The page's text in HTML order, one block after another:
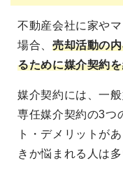
不動産会社に家や
場合、 売却活動の
るために媒介契約
媒介契約には、一
専任媒介契約の3つ
ト・デメリットが
きか悩まれる人は多